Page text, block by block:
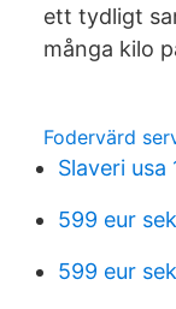
ett tydligt
många kilo
Fodervärd
Slaveri usa
599 eur sek
599 eur sek